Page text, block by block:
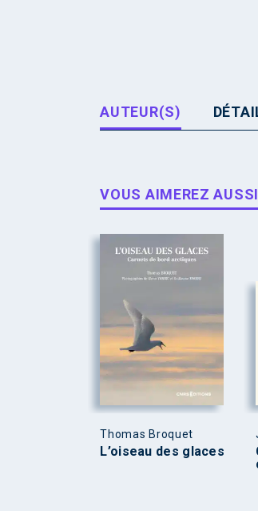
AUTEUR(S)
VOUS AIMEREZ AUSSI
Thomas Broquet
L’oiseau des glaces